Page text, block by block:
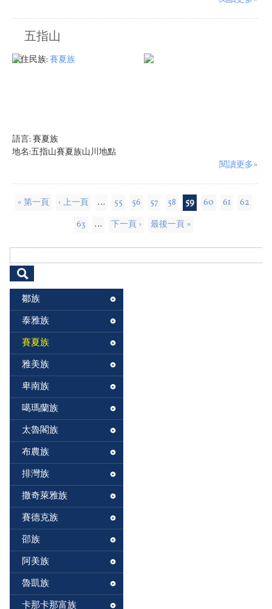
五指山
原住民族: 賽夏族
語言: 賽夏族
地名:五指山賽夏族山川地點
閱讀更多»
頁面
« 第一頁 ‹ 上一頁 … 55 56 57 58 59 60 61
62
63
… 下一頁 › 最後一頁 »
搜尋表單
鄒族
泰雅族
賽夏族
雅美族
卑南族
噶瑪蘭族
太魯閣族
布農族
排灣族
撒奇萊雅族
賽德克族
邵族
阿美族
魯凱族
卡那卡那富族